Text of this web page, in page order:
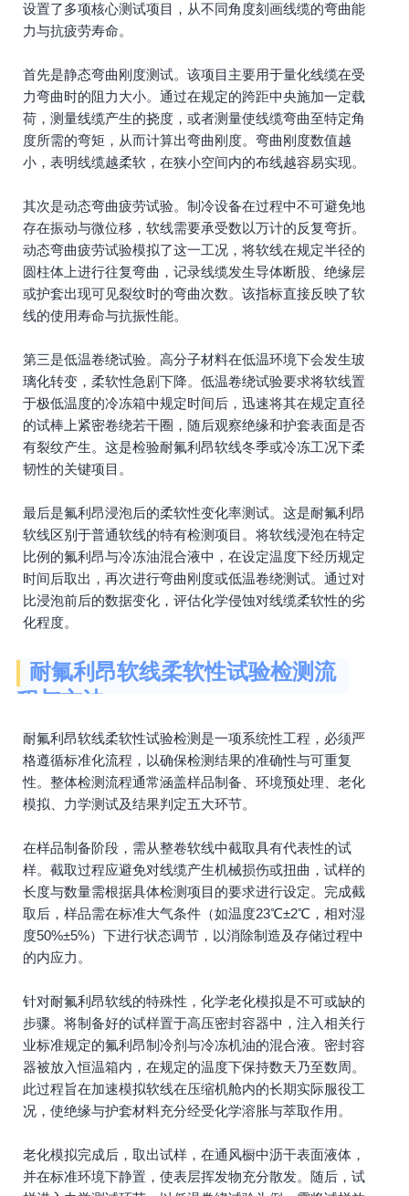
设置了多项核心测试项目，从不同角度刻画线缆的弯曲能
力与抗疲劳寿命。
首先是静态弯曲刚度测试。该项目主要用于量化线缆在受
力弯曲时的阻力大小。通过在规定的跨距中央施加一定载
荷，测量线缆产生的挠度，或者测量使线缆弯曲至特定角
度所需的弯矩，从而计算出弯曲刚度。弯曲刚度数值越
小，表明线缆越柔软，在狭小空间内的布线越容易实现。
其次是动态弯曲疲劳试验。制冷设备在过程中不可避免地
存在振动与微位移，软线需要承受数以万计的反复弯折。
动态弯曲疲劳试验模拟了这一工况，将软线在规定半径的
圆柱体上进行往复弯曲，记录线缆发生导体断股、绝缘层
或护套出现可见裂纹时的弯曲次数。该指标直接反映了软
线的使用寿命与抗振性能。
第三是低温卷绕试验。高分子材料在低温环境下会发生玻
璃化转变，柔软性急剧下降。低温卷绕试验要求将软线置
于极低温度的冷冻箱中规定时间后，迅速将其在规定直径
的试棒上紧密卷绕若干圈，随后观察绝缘和护套表面是否
有裂纹产生。这是检验耐氟利昂软线冬季或冷冻工况下柔
韧性的关键项目。
最后是氟利昂浸泡后的柔软性变化率测试。这是耐氟利昂
软线区别于普通软线的特有检测项目。将软线浸泡在特定
比例的氟利昂与冷冻油混合液中，在设定温度下经历规定
时间后取出，再次进行弯曲刚度或低温卷绕测试。通过对
比浸泡前后的数据变化，评估化学侵蚀对线缆柔软性的劣
化程度。
耐氟利昂软线柔软性试验检测流
程与方法
耐氟利昂软线柔软性试验检测是一项系统性工程，必须严
格遵循标准化流程，以确保检测结果的准确性与可重复
性。整体检测流程通常涵盖样品制备、环境预处理、老化
模拟、力学测试及结果判定五大环节。
在样品制备阶段，需从整卷软线中截取具有代表性的试
样。截取过程应避免对线缆产生机械损伤或扭曲，试样的
长度与数量需根据具体检测项目的要求进行设定。完成截
取后，样品需在标准大气条件（如温度23℃±2℃，相对湿
度50%±5%）下进行状态调节，以消除制造及存储过程中
的内应力。
针对耐氟利昂软线的特殊性，化学老化模拟是不可或缺的
步骤。将制备好的试样置于高压密封容器中，注入相关行
业标准规定的氟利昂制冷剂与冷冻机油的混合液。密封容
器被放入恒温箱内，在规定的温度下保持数天乃至数周。
此过程旨在加速模拟软线在压缩机舱内的长期实际服役工
况，使绝缘与护套材料充分经受化学溶胀与萃取作用。
老化模拟完成后，取出试样，在通风橱中沥干表面液体，
并在标准环境下静置，使表层挥发物充分散发。随后，试